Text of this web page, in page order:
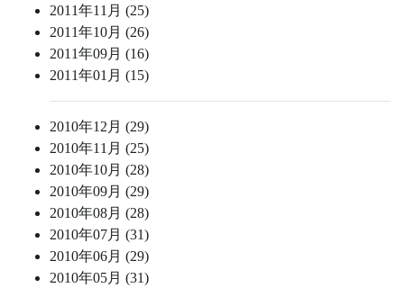
2011年11月 (25)
2011年10月 (26)
2011年09月 (16)
2011年01月 (15)
2010年12月 (29)
2010年11月 (25)
2010年10月 (28)
2010年09月 (29)
2010年08月 (28)
2010年07月 (31)
2010年06月 (29)
2010年05月 (31)